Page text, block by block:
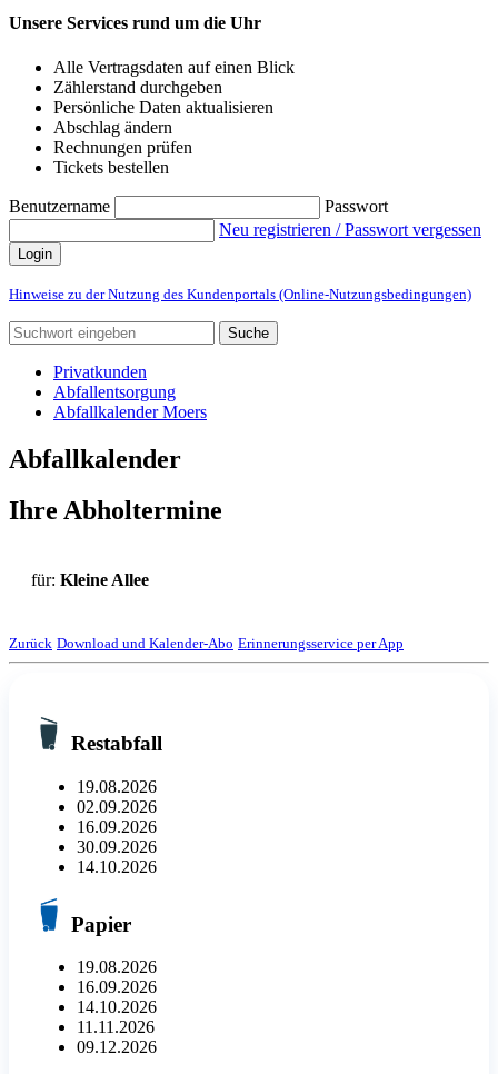
Unsere Services rund um die Uhr
Alle Vertragsdaten auf einen Blick
Zählerstand durchgeben
Persönliche Daten aktualisieren
Abschlag ändern
Rechnungen prüfen
Tickets bestellen
Benutzername
Passwort
Neu registrieren / Passwort vergessen
Login
Hinweise zu der Nutzung des Kundenportals (Online-Nutzungsbedingungen)
Suche
Privatkunden
Abfallentsorgung
Abfallkalender Moers
Abfallkalender
Ihre Abholtermine
für: Kleine Allee
Zurück Download und Kalender-Abo Erinnerungsservice per App
Restabfall
19.08.2026
02.09.2026
16.09.2026
30.09.2026
14.10.2026
Papier
19.08.2026
16.09.2026
14.10.2026
11.11.2026
09.12.2026